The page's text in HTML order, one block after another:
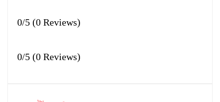
0/5 (0 Reviews)
0/5 (0 Reviews)